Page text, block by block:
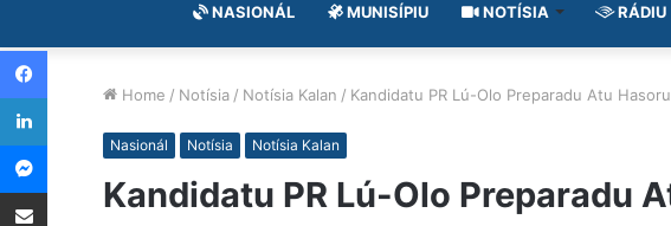
NASIONÁL MUNISÍPIU NOTÍSIA RÁDIU
Home / Notísia / Notísia Kalan / Kandidatu PR Lú-Olo Preparadu Atu
Nasionál Notísia Notísia Kalan
Kandidatu PR Lú-Olo Preparadu
Facebook
LinkedIn
Messenger